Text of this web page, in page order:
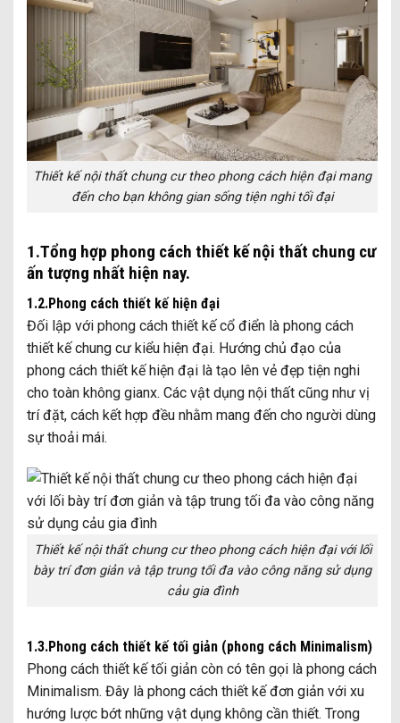
Thiết kế nội thất chung cư theo phong cách hiện đại mang
đến cho bạn không gian sống tiện nghi tối đại
1.Tổng hợp phong cách thiết kế nội thất chung cư
ấn tượng nhất hiện nay.
1.2.Phong cách thiết kế hiện đại
Đối lập với phong cách thiết kế cổ điển là phong cách
thiết kế chung cư kiểu hiện đại. Hướng chủ đạo của
phong cách thiết kế hiện đại là tạo lên vẻ đẹp tiện nghi
cho toàn không gianx. Các vật dụng nội thất cũng như vị
trí đặt, cách kết hợp đều nhằm mang đến cho người dùng
sự thoải mái.
Thiết kế nội thất chung cư theo phong cách hiện đại với lối
bày trí đơn giản và tập trung tối đa vào công năng sử dụng
cảu gia đình
1.3.Phong cách thiết kế tối giản (phong cách Minimalism)
Phong cách thiết kế tối giản còn có tên gọi là phong cách
Minimalism. Đây là phong cách thiết kế đơn giản với xu
hướng lược bớt những vật dụng không cần thiết. Trong